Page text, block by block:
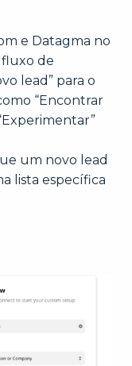
e Datagma no
fluxo de
lead” para o
“Encontrar
um novo lead
lista específica